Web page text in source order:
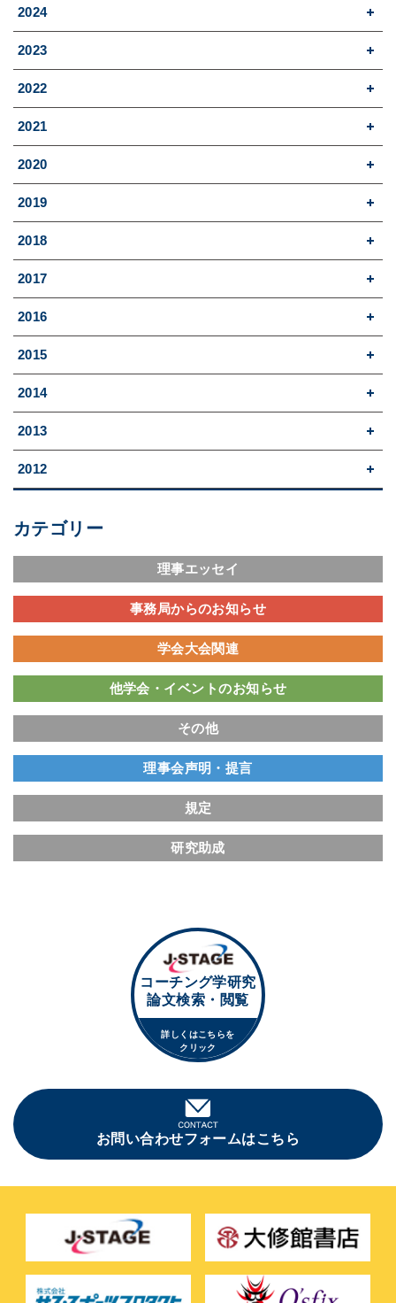
2024
2023
2022
2021
2020
2019
2018
2017
2016
2015
2014
2013
2012
カテゴリー
理事エッセイ
事務局からのお知らせ
学会大会関連
他学会・イベントのお知らせ
その他
理事会声明・提言
規定
研究助成
コーチング学研究
論文検索・閲覧
詳しくはこちらを
クリック
お問い合わせフォームはこちら